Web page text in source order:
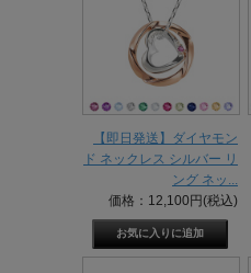
【即日発送】ダイヤモン
ド ネックレス シルバー リ
ング ネッ...
価格：12,100円(税込)